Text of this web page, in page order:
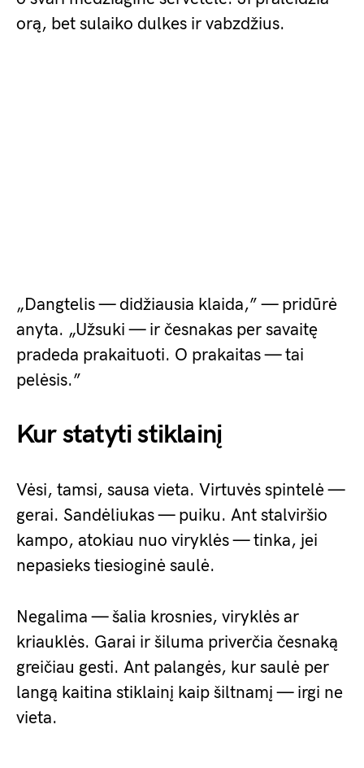
orą, bet sulaiko dulkes ir vabzdžius.
„Dangtelis — didžiausia klaida,” — pridūrė
anyta. „Užsuki — ir česnakas per savaitę
pradeda prakaituoti. O prakaitas — tai
pelėsis.”
Kur statyti stiklainį
Vėsi, tamsi, sausa vieta. Virtuvės spintelė —
gerai. Sandėliukas — puiku. Ant stalviršio
kampo, atokiau nuo viryklės — tinka, jei
nepasieks tiesioginė saulė.
Negalima — šalia krosnies, viryklės ar
kriauklės. Garai ir šiluma priverčia česnaką
greičiau gesti. Ant palangės, kur saulė per
langą kaitina stiklainį kaip šiltnamį — irgi ne
vieta.